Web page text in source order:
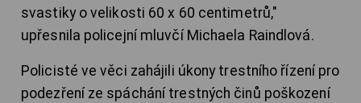
svastiky o velikosti 60 x 60 centimetrů,"
upřesnila policejní mluvčí Michaela Raindlová.
Policisté ve věci zahájili úkony trestního řízení pro
podezření ze spáchání trestných činů poškození